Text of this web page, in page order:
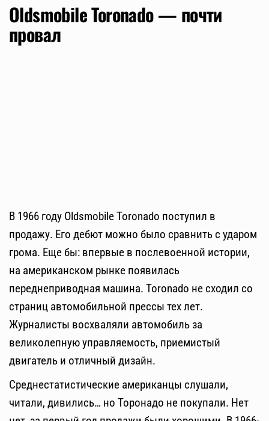
Oldsmobile Toronado — почти
провал
В 1966 году Oldsmobile Toronado поступил в
продажу. Его дебют можно было сравнить с ударом
грома. Еще бы: впервые в послевоенной истории,
на американском рынке появилась
переднеприводная машина. Toronado не сходил со
страниц автомобильной прессы тех лет.
Журналисты восхваляли автомобиль за
великолепную управляемость, приемистый
двигатель и отличный дизайн.
Среднестатистические американцы слушали,
читали, дивились… но Торонадо не покупали. Нет